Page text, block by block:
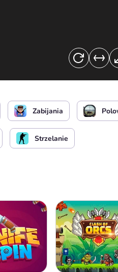
Zabijania
Strzelanie